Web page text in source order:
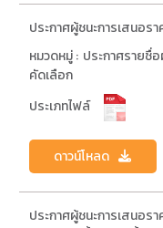
ประกาศผู้ชนะการเสนอร
หมวดหมู่ : ประกาศรายชื่
คัดเลือก
ประเภทไฟล์
ดาวน์โหลด
ประกาศผู้ชนะการเสนอร